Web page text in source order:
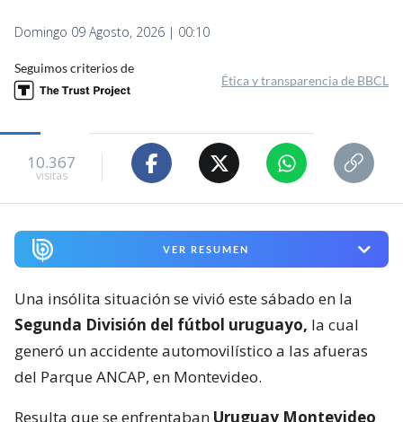
Domingo 09 Agosto, 2026 | 00:10
Seguimos criterios de
Ética y transparencia de BBCL
10.367
visitas
VER RESUMEN
Una insólita situación se vivió este sábado en la
Segunda División del fútbol uruguayo, la cual
generó un accidente automovilístico a las afueras
del Parque ANCAP, en Montevideo.
Resulta que se enfrentaban Uruguay Montevideo